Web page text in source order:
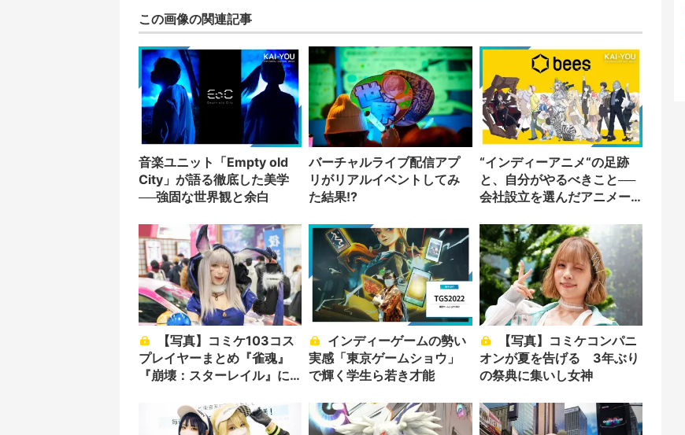
この画像の関連記事
音楽ユニット「Empty old
City」が語る徹底した美学
──強固な世界観と余白
バーチャルライブ配信アプ
リがリアルイベントしてみ
た結果!?
“インディーアニメ“の足跡
と、自分がやるべきこと──
会社設立を選んだアニメー
プレイヤーまとめ『雀魂』
『崩壊：スターレイル』に
実感「東京ゲームショウ」
で輝く学生ら若き才能
オンが夏を告げる 3年ぶり
の祭典に集いし女神